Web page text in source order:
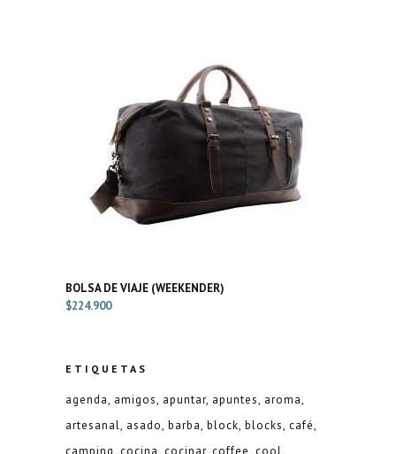
BOLSA DE VIAJE (WEEKENDER)
$224.900
ETIQUETAS
agenda amigos apuntar apuntes aroma
artesanal asado barba block blocks café
camping cocina cocinar coffee cool